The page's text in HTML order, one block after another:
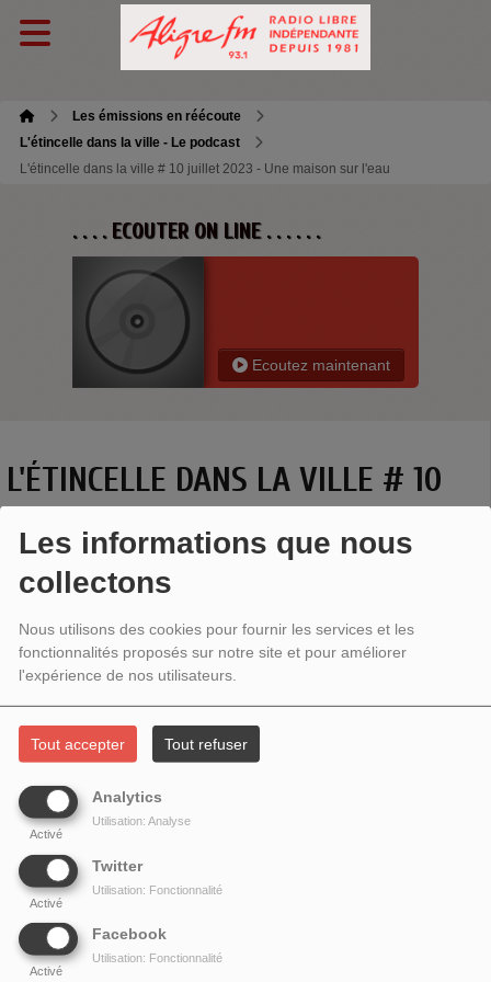
Les informations que nous
collectons
Nous utilisons des cookies pour fournir les services et les
fonctionnalités proposés sur notre site et pour améliorer
l'expérience de nos utilisateurs.
Tout accepter Tout refuser
Analytics
Activé
Utilisation: Analyse
Twitter
Activé
Utilisation: Fonctionnalité
Facebook
Activé
Utilisation: Fonctionnalité
Les émissions en réécoute
L'étincelle dans la ville - Le podcast
L'étincelle dans la ville # 10 juillet 2023 - Une maison sur l'eau
. . . . ECOUTER ON LINE . . . . . .
Ecoutez maintenant
L'ÉTINCELLE DANS LA VILLE # 10
JUILLET 2023 - UNE MAISON SUR
L'EAU
L'ÉTINCELLE DANS LA VILLE # 37 - UNE MAISON SUR
Olivierhabite dans un lieu bien particulier. Avec ses voisins